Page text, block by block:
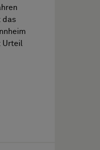
das
Urteil